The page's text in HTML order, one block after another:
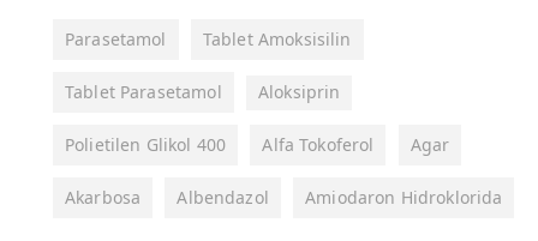
Parasetamol Tablet Amoksisilin
Tablet Parasetamol Aloksiprin
Polietilen Glikol 400 Alfa Tokoferol Agar
Akarbosa Albendazol Amiodaron Hidroklorida